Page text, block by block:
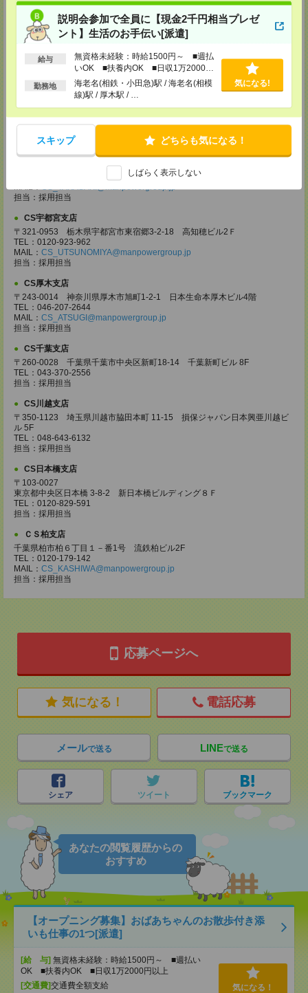
説明会参加で全員に【現金2千円相当プレゼ
ント】生活のお手伝い[派遣]
給与
無資格未経験：時給1500円～ ■週払
いOK ■扶養内OK ■日収1万2000円
以上
勤務地
海老名(相鉄・小田急)駅 / 海老名(相模
線)駅 / 厚木駅 / …
気になる!
スキップ どちらも気になる！
しばらく表示しない
〒220-8136
神奈川県横浜市西区みなとみらい 2-2-1 横浜ランドマークタワー36F
TEL：0120-659-459
MAIL：
CS_YOKOHAMA@manpowergroup.jp
担当：採用担当
〒330-0854 埼玉県さいたま市大宮区桜木町 1-10-16 シーノ大宮ノース
CS高崎支店
〒370-0831 群馬県高崎市あら町167 高崎第一生命ビルディング11Ｆ
MAIL：CS_TAKASAKI@manpowergroup.jp
担当：採用担当
CS宇都宮支店
〒321-0953 栃木県宇都宮市東宿郷3-2-18 高知穂ビル2Ｆ
TEL：0120-923-962
MAIL： CS_UTSUNOMIYA@manpowergroup.jp
担当：採用担当
CS厚木支店
〒243-0014 神奈川県厚木市旭町1-2-1 日本生命本厚木ビル4階
TEL：046-207-2644
MAIL： CS_ATSUGI@manpowergroup.jp
担当：採用担当
CS千葉支店
〒260-0028 千葉県千葉市中央区新町18-14 千葉新町ビル 8F
TEL：043-370-2556
担当：採用担当
CS川越支店
〒350-1123 埼玉県川越市脇田本町 11-15 損保ジャパン日本興亜川越ビ
ル 5F
TEL：048-643-6132
担当：採用担当
CS日本橋支店
〒103-0027
東京都中央区日本橋 3-8-2 新日本橋ビルディング８Ｆ
TEL：0120-829-591
担当：採用担当
ＣＳ柏支店
千葉県柏市柏６丁目１－番1号 流鉄柏ビル2F
TEL：0120-179-142
MAIL： CS_KASHIWA@manpowergroup.jp
担当：採用担当
応募ページへ
気になる！ 電話応募
メールで送る LINEで送る
シェア ツイート ブックマーク
あなたの閲覧履歴からの
おすすめ
【オープニング募集】おばあちゃんのお散歩付き添
いも仕事の1つ[派遣]
[給 与] 無資格未経験：時給1500円～ ■週払い
OK ■扶養内OK ■日収1万2000円以上
[交通費]交通費全額支給 気になる！